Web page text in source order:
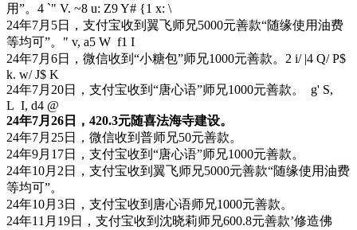
用”。 4 `" V. ~8 u: Z9 Y# {1 x: \
24年7月5日，支付宝收到翼飞师兄5000元善款“随缘使用油费
等均可”。 " v, a5 W f1 I
24年7月6日，微信收到“小糖包”师兄1000元善款。 2 i/ |4 Q/ P$
k. w/ J$ K
24年7月20日，支付宝收到“唐心语”师兄1000元善款。
g' S,
L I, d4 @
24年7月26日，420.3元随喜法海寺建设。
24年7月25日，微信收到普师兄50元善款。
24年9月17日，支付宝收到“唐心语”师兄1000元善款。
24年10月2日，支付宝收到翼飞师兄5000元善款“随缘使用油费
等均可”。
24年10月3日，支付宝收到唐心语师兄1000元善款。
24年11月19日，支付宝收到沈晓莉师兄600.8元善款’修造佛